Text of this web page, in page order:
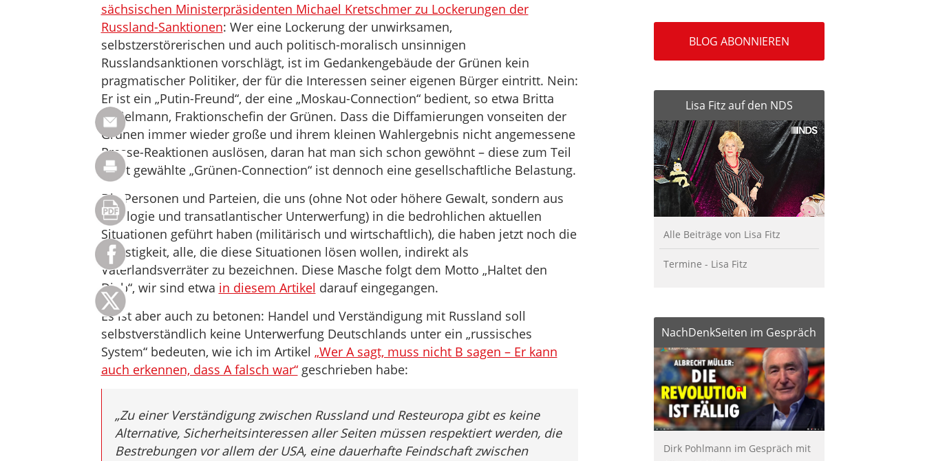
sächsischen Ministerpräsidenten Michael Kretschmer zu Lockerungen der
Russland-Sanktionen: Wer eine Lockerung der unwirksamen,
selbstzerstörerischen und auch politisch-moralisch unsinnigen
Russlandsanktionen vorschlägt, ist im Gedankengebäude der Grünen kein
pragmatischer Politiker, der für die Interessen seiner eigenen Bürger eintritt. Nein:
Er ist ein „Putin-Freund“, der eine „Moskau-Connection“ bedient, so etwa Britta
Haßelmann, Fraktionschefin der Grünen. Dass die Diffamierungen vonseiten der
Grünen immer wieder große und ihrem kleinen Wahlergebnis nicht angemessene
Presse-Reaktionen auslösen, daran hat man sich schon gewöhnt – diese zum Teil
nicht gewählte „Grünen-Connection“ ist dennoch eine gesellschaftliche Belastung.
Die Personen und Parteien, die uns (ohne Not oder höhere Gewalt, sondern aus
Ideologie und transatlantischer Unterwerfung) in die bedrohlichen aktuellen
Situationen geführt haben (militärisch und wirtschaftlich), die haben jetzt noch die
Dreistigkeit, alle, die diese Situationen lösen wollen, indirekt als
Vaterlandsverräter zu bezeichnen. Diese Masche folgt dem Motto „Haltet den
Dieb“, wir sind etwa in diesem Artikel darauf eingegangen.
Es ist aber auch zu betonen: Handel und Verständigung mit Russland soll
selbstverständlich keine Unterwerfung Deutschlands unter ein „russisches
System“ bedeuten, wie ich im Artikel „Wer A sagt, muss nicht B sagen – Er kann
auch erkennen, dass A falsch war“geschrieben habe:
„Zu einer Verständigung zwischen Russland und Resteuropa gibt es keine
Alternative, Sicherheitsinteressen aller Seiten müssen respektiert werden, die
Bestrebungen vor allem der USA, eine dauerhafte Feindschaft zwischen
BLOG ABONNIEREN
Lisa Fitz auf den NDS
Alle Beiträge von Lisa Fitz
Termine - Lisa Fitz
NachDenkSeiten im Gespräch
Dirk Pohlmann im Gespräch mit